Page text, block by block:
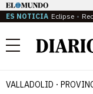
ES NOTICIA Eclipse
Menú
VALLADOLID